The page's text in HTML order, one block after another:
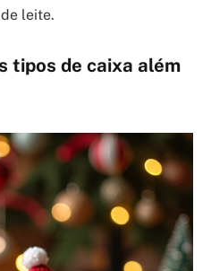
leite.
tipos de caixa além